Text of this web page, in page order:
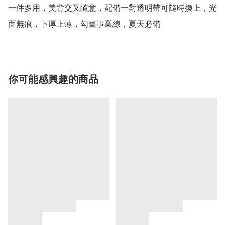
一件多用，美背交叉隨意，配備一對透明帶可隨時換上，光
面無痕，下厚上薄，勾畫事業線，夏天必備
你可能感興趣的商品